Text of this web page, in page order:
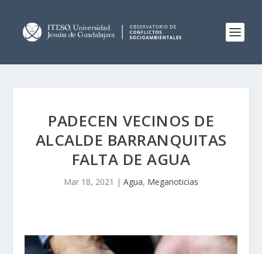
PADECEN VECINOS DE
ALCALDE BARRANQUITAS
FALTA DE AGUA
Mar 18, 2021 | Agua, Meganoticias